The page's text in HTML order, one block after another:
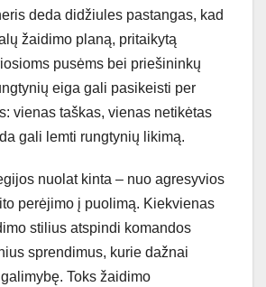
deda didžiules pastangas, kad
žaidimo planą, pritaikytą
pusėms bei priešininkų
eiga gali pasikeisti per
vienas taškas, vienas netikėtas
gali lemti rungtynių likimą.
nuolat kinta – nuo agresyvios
perėjimo į puolimą. Kiekvienas
stilius atspindi komandos
sprendimus, kurie dažnai
Toks žaidimo